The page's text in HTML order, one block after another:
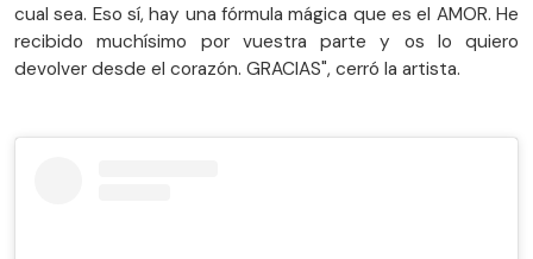
cual sea. Eso sí, hay una fórmula mágica que es el AMOR. He
recibido muchísimo por vuestra parte y os lo quiero
devolver desde el corazón. GRACIAS", cerró la artista.